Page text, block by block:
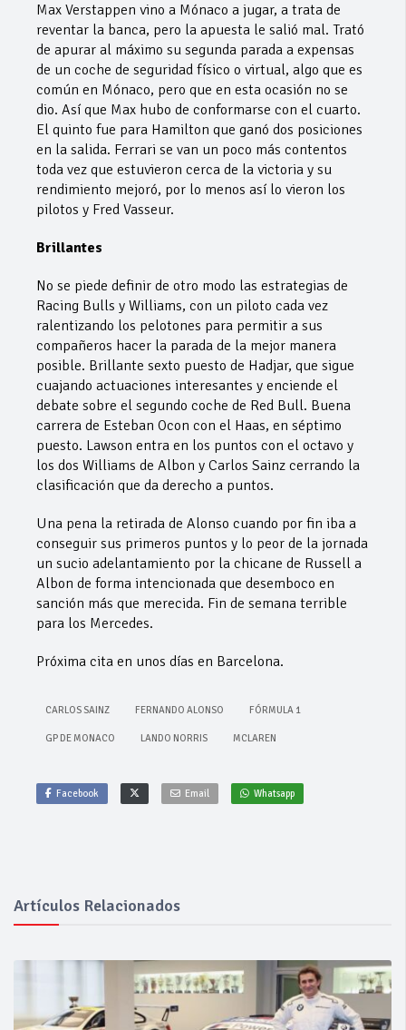
Max Verstappen vino a Mónaco a jugar, a trata de
reventar la banca, pero la apuesta le salió mal. Trató
de apurar al máximo su segunda parada a expensas
de un coche de seguridad físico o virtual, algo que es
común en Mónaco, pero que en esta ocasión no se
dio. Así que Max hubo de conformarse con el cuarto.
El quinto fue para Hamilton que ganó dos posiciones
en la salida. Ferrari se van un poco más contentos
toda vez que estuvieron cerca de la victoria y su
rendimiento mejoró, por lo menos así lo vieron los
pilotos y Fred Vasseur.
Brillantes
No se piede definir de otro modo las estrategias de
Racing Bulls y Williams, con un piloto cada vez
ralentizando los pelotones para permitir a sus
compañeros hacer la parada de la mejor manera
posible. Brillante sexto puesto de Hadjar, que sigue
cuajando actuaciones interesantes y enciende el
debate sobre el segundo coche de Red Bull. Buena
carrera de Esteban Ocon con el Haas, en séptimo
puesto. Lawson entra en los puntos con el octavo y
los dos Williams de Albon y Carlos Sainz cerrando la
clasificación que da derecho a puntos.
Una pena la retirada de Alonso cuando por fin iba a
conseguir sus primeros puntos y lo peor de la jornada
un sucio adelantamiento por la chicane de Russell a
Albon de forma intencionada que desemboco en
sanción más que merecida. Fin de semana terrible
para los Mercedes.
Próxima cita en unos días en Barcelona.
CARLOS SAINZ FERNANDO ALONSO FÓRMULA 1
GP DE MONACO LANDO NORRIS MCLAREN
Facebook Email Whatsapp
Artículos Relacionados